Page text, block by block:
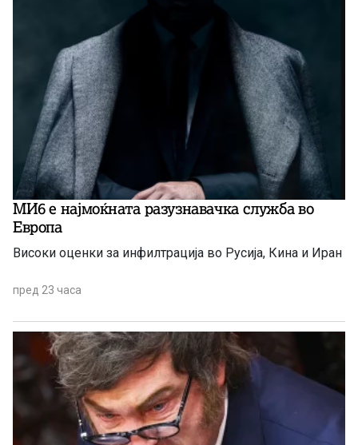
МИ6 е најмоќната разузнавачка служба во
Европа
Високи оценки за инфилтрација во Русија, Кина и Иран
пред 23 часа